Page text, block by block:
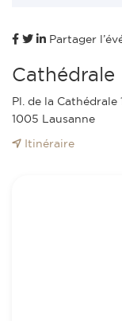
Partager
Cathédrale
Pl. de la Cathédrale
1005 Lausanne
Itinéraire